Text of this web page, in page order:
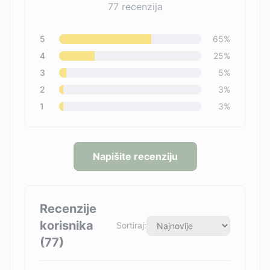
77 recenzija
5 65%
4
25%
3
5%
2
3%
1
3%
Napišite recenziju
Recenzije
korisnika
(77)
Sortiraj: